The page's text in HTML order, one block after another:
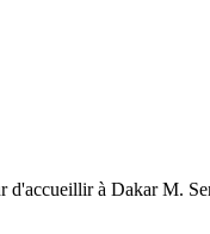
d'accueillir à Dakar M.